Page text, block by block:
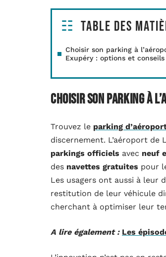
Table des
Choisir son parking à
Exupéry : options et conseils
Choisir son parking à
Trouvez le parking
discernement. L’aéroport de
parkings officiels avec neuf
des navettes gratuites pour
Les usagers ont aussi à leur
restitution de leur véhicule
cherchant à optimiser leur
A lire également : Les